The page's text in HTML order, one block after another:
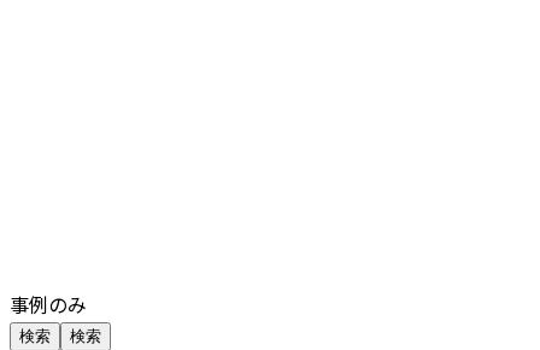
事例のみ
検索 検索